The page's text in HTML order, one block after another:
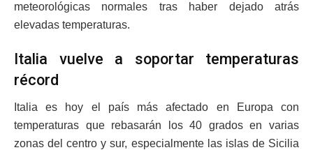
meteorológicas normales tras haber dejado atrás
elevadas temperaturas.
Italia vuelve a soportar temperaturas
récord
Italia es hoy el país más afectado en Europa con
temperaturas que rebasarán los 40 grados en varias
zonas del centro y sur, especialmente las islas de Sicilia